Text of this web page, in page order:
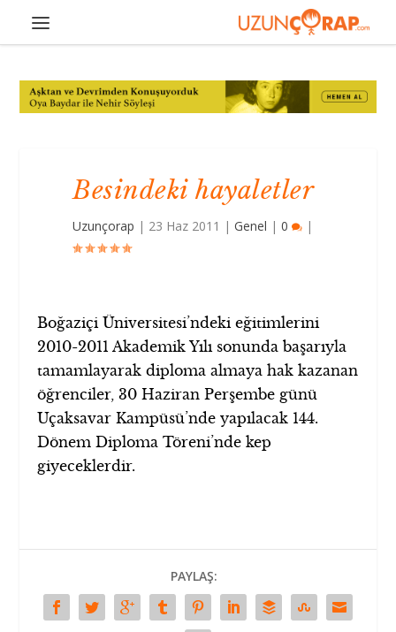
Besindeki hayaletler
Uzunçorap | 23 Haz 2011 |Genel |0 |
Boğaziçi Üniversitesi’ndeki eğitimlerini
2010-2011 Akademik Yılı sonunda başarıyla
tamamlayarak diploma almaya hak kazanan
öğrenciler, 30 Haziran Perşembe günü
Uçaksavar Kampüsü’nde yapılacak 144.
Dönem Diploma Töreni’nde kep
giyeceklerdir.
PAYLAŞ: